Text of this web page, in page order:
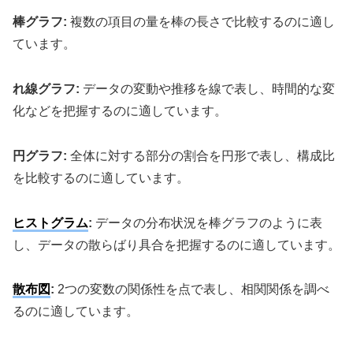
棒グラフ: 複数の項目の量を棒の長さで比較するのに適し
ています。
れ線グラフ: データの変動や推移を線で表し、時間的な変
化などを把握するのに適しています。
円グラフ: 全体に対する部分の割合を円形で表し、構成比
を比較するのに適しています。
ヒストグラム: データの分布状況を棒グラフのように表
し、データの散らばり具合を把握するのに適しています。
散布図: 2つの変数の関係性を点で表し、相関関係を調べ
るのに適しています。